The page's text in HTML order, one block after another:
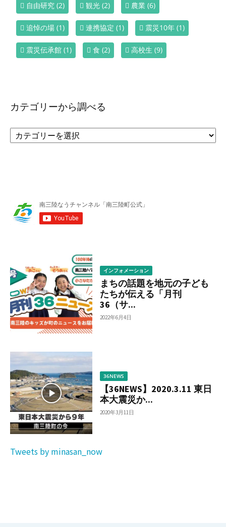
自由研究 (2) 観光 (2) 農業 (6)
追悼の場 (1) 連携協定 (1) 震災10年 (1)
震災伝承館 (1) 食 (2) 高校生 (9)
カテゴリーから調べる
カ
テ
ら
調
インフォメーション
まちの話題を地元の子ども
たちが伝える「月刊
36（サ...
2022年6月4日
36NEWS
【36NEWS】2020.3.11 東日
本大震災か...
2020年3月11日
Tweets by minasan_now